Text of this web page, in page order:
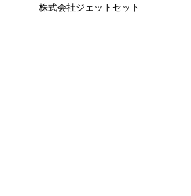
株式会社ジェットセット